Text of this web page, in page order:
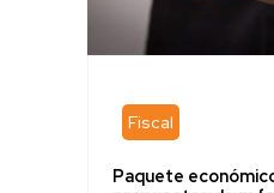
Fiscal
Paquete